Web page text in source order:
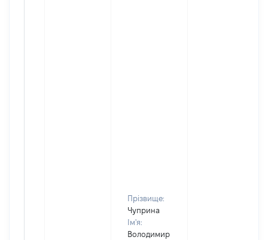
Прізвище:
Чуприна
Ім'я:
Володимир